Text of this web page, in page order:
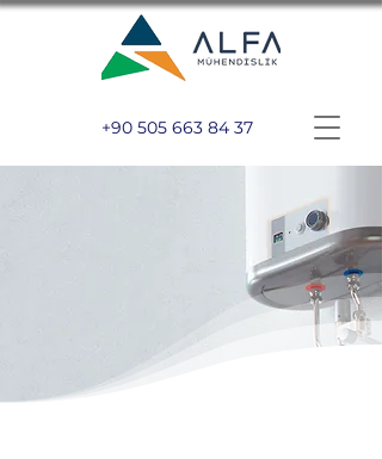
+90 505 663 84 37